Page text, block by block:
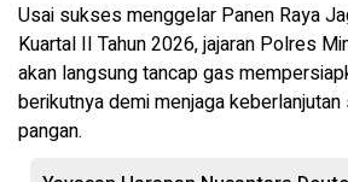
Usai sukses menggelar Panen Raya
Kuartal II Tahun 2026, jajaran Polres
akan langsung tancap gas
berikutnya demi menjaga
pangan.